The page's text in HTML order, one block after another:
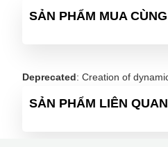
SẢN PHẨM MUA CÙNG
Deprecated: Creation of
SẢN PHẨM LIÊN QUAN